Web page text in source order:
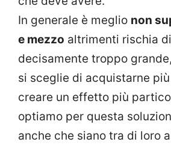
In generale è meglio non
e mezzo altrimenti rischia
decisamente troppo
si sceglie di acquistarne
creare un effetto più
optiamo per questa
anche che siano tra di loro